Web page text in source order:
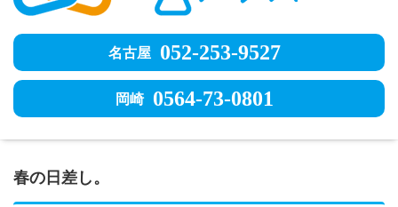
名古屋 052-253-9527
岡崎 0564-73-0801
春の日差し。